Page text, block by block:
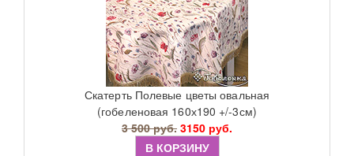
Скатерть Полевые цветы овальная
(гобеленовая 160х190 +/-3см)
3 500 руб. 3150 руб.
В КОРЗИНУ